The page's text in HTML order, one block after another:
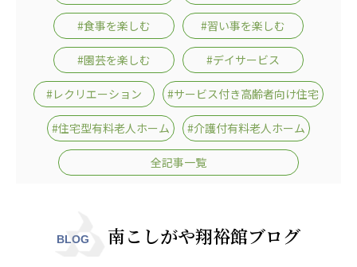
爽やかな風 中部エリア
爽やかな風 那覇エリア
鷹揚館
社会福祉法人 共生会
特別養護老人ホーム 共生の家
株式会社 アジアメデカ元気事業団
アジアメデカ元気事業団
株式会社 爽やかな風九州
株式会社 七星
社会福祉法人 福ふく
福ふく
株式会社 せきれい
せきれい
#食事を楽しむ #習い事を楽しむ
#園芸を楽しむ #デイサービス
#レクリエーション #サービス付き高齢者向け住宅
#住宅型有料老人ホーム #介護付有料老人ホーム
全記事一覧
BLOG 南こしがや翔裕館ブログ